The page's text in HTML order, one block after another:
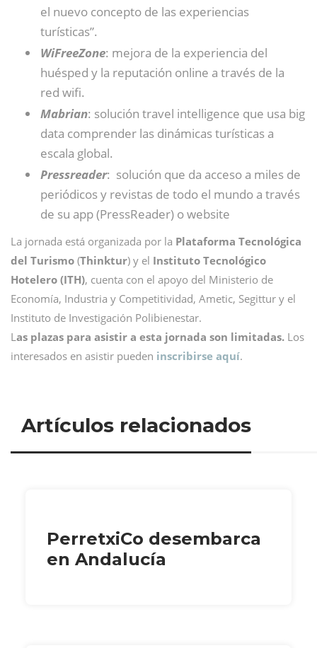
el nuevo concepto de las experiencias
turísticas”.
WiFreeZone: mejora de la experiencia del
huésped y la reputación online a través de la
red wifi.
Mabrian: solución travel intelligence que usa big
data comprender las dinámicas turísticas a
escala global.
Pressreader: solución que da acceso a miles de
periódicos y revistas de todo el mundo a través
de su app (PressReader) o website
La jornada está organizada por la Plataforma Tecnológica
del Turismo (Thinktur) y el Instituto Tecnológico
Hotelero (ITH), cuenta con el apoyo del Ministerio de
Economía, Industria y Competitividad, Ametic, Segittur y el
Instituto de Investigación Polibienestar.
L as plazas para asistir a esta jornada son limitadas. Los
interesados en asistir pueden inscribirse aquí.
Artículos relacionados
PerretxiCo desembarca
en Andalucía